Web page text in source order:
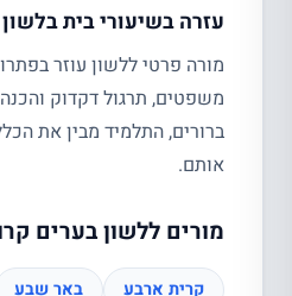
עזרה בשיעורי בית בלשון
מורה פרטי ללשון עוזר
משפטים, תרגול דקדוק
ברורים, התלמיד מבין את
אותם.
מורים ללשון בערים
קרית ארבע באר שבע